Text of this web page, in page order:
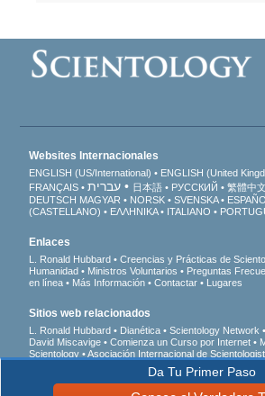
Da Tu Primer Paso
Websites Internacionales
ENGLISH (US/International) ENGLISH (United
FRANÇAIS
עברית 日本語 РУССКИЙ 繁體中文
DEUTSCH MAGYAR NORSK SVENSKA
(CASTELLANO)
ΕΛΛΗΝΙΚA ITALIANO
Enlaces
L. Ronald Hubbard Creencias y Prácticas de
Humanidad
Ministros Voluntarios Preguntas
en línea
Más Información Contactar Lugares
Sitios web relacionados
L. Ronald Hubbard Dianética Scientology Network
David Miscavige
Comienza un Curso por Internet
Scientology
Asociación Internacional de
En Apoyo de Un Mundo Sin
Jóvenes por los Derechos
Ciudadanos por los Derechos Humanos